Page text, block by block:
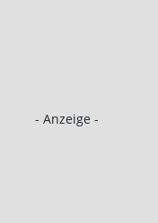
- Anzeige -